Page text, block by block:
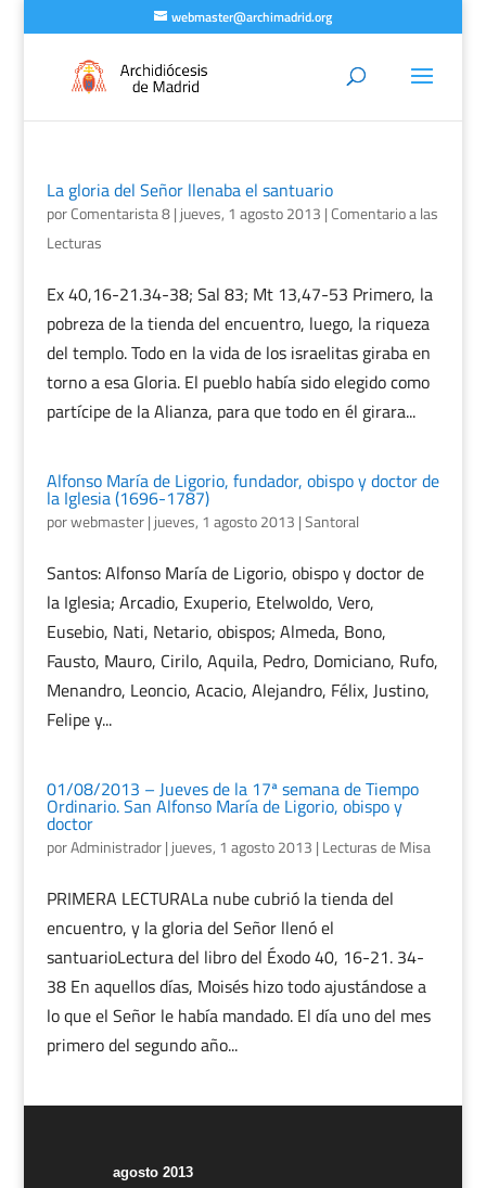
webmaster@archimadrid.org
La gloria del Señor llenaba el santuario
porComentarista 8| jueves, 1 agosto 2013 |Comentario a las
Lecturas
Ex 40,16-21.34-38; Sal 83; Mt 13,47-53 Primero, la
pobreza de la tienda del encuentro, luego, la riqueza
del templo. Todo en la vida de los israelitas giraba en
torno a esa Gloria. El pueblo había sido elegido como
partícipe de la Alianza, para que todo en él girara...
Alfonso María de Ligorio, fundador, obispo y doctor de
la Iglesia (1696-1787)
porwebmaster| jueves, 1 agosto 2013 |Santoral
Santos: Alfonso María de Ligorio, obispo y doctor de
la Iglesia; Arcadio, Exuperio, Etelwoldo, Vero,
Eusebio, Nati, Netario, obispos; Almeda, Bono,
Fausto, Mauro, Cirilo, Aquila, Pedro, Domiciano, Rufo,
Menandro, Leoncio, Acacio, Alejandro, Félix, Justino,
Felipe y...
01/08/2013 – Jueves de la 17ª semana de Tiempo
Ordinario. San Alfonso María de Ligorio, obispo y
doctor
porAdministrador| jueves, 1 agosto 2013 | Lecturas de Misa
PRIMERA LECTURALa nube cubrió la tienda del
encuentro, y la gloria del Señor llenó el
santuarioLectura del libro del Éxodo 40, 16-21. 34-
38 En aquellos días, Moisés hizo todo ajustándose a
lo que el Señor le había mandado. El día uno del mes
primero del segundo año...
agosto 2013